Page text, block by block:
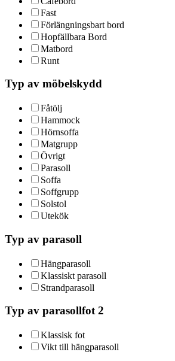
Fast
Förlängningsbart bord
Hopfällbara Bord
Matbord
Runt
Typ av möbelskydd
Fåtölj
Hammock
Hörnsoffa
Matgrupp
Övrigt
Parasoll
Soffa
Soffgrupp
Solstol
Utekök
Typ av parasoll
Hängparasoll
Klassiskt parasoll
Strandparasoll
Typ av parasollfot 2
Klassisk fot
Vikt till hängparasoll